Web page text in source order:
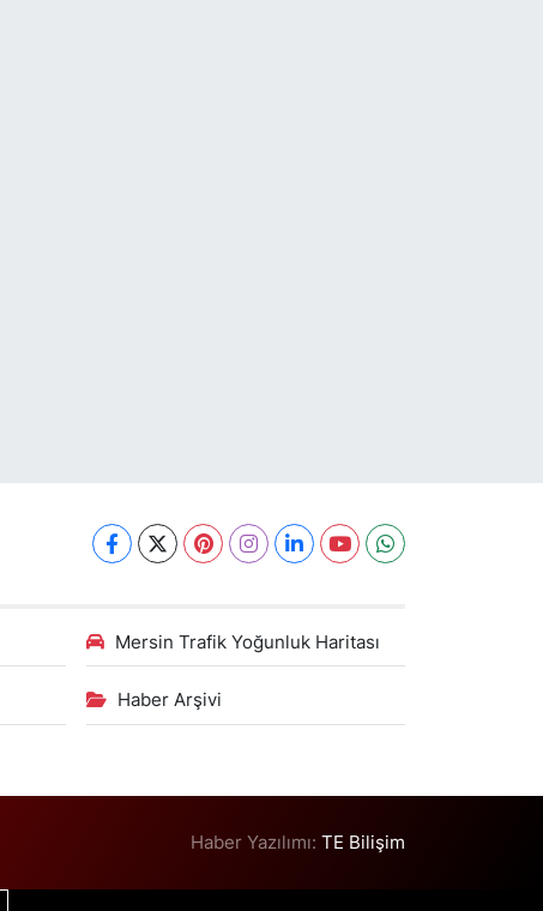
Mersin Trafik Yoğunluk Haritası
Haber Arşivi
Haber Yazılımı:TE Bilişim